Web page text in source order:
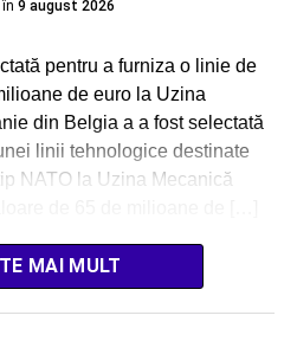
în 9 august 2026
pentru a furniza o linie de
de euro la Uzina
din Belgia a a fost selectată
linii tehnologice destinate
NATO la Uzina Mecanică
MAI MULT